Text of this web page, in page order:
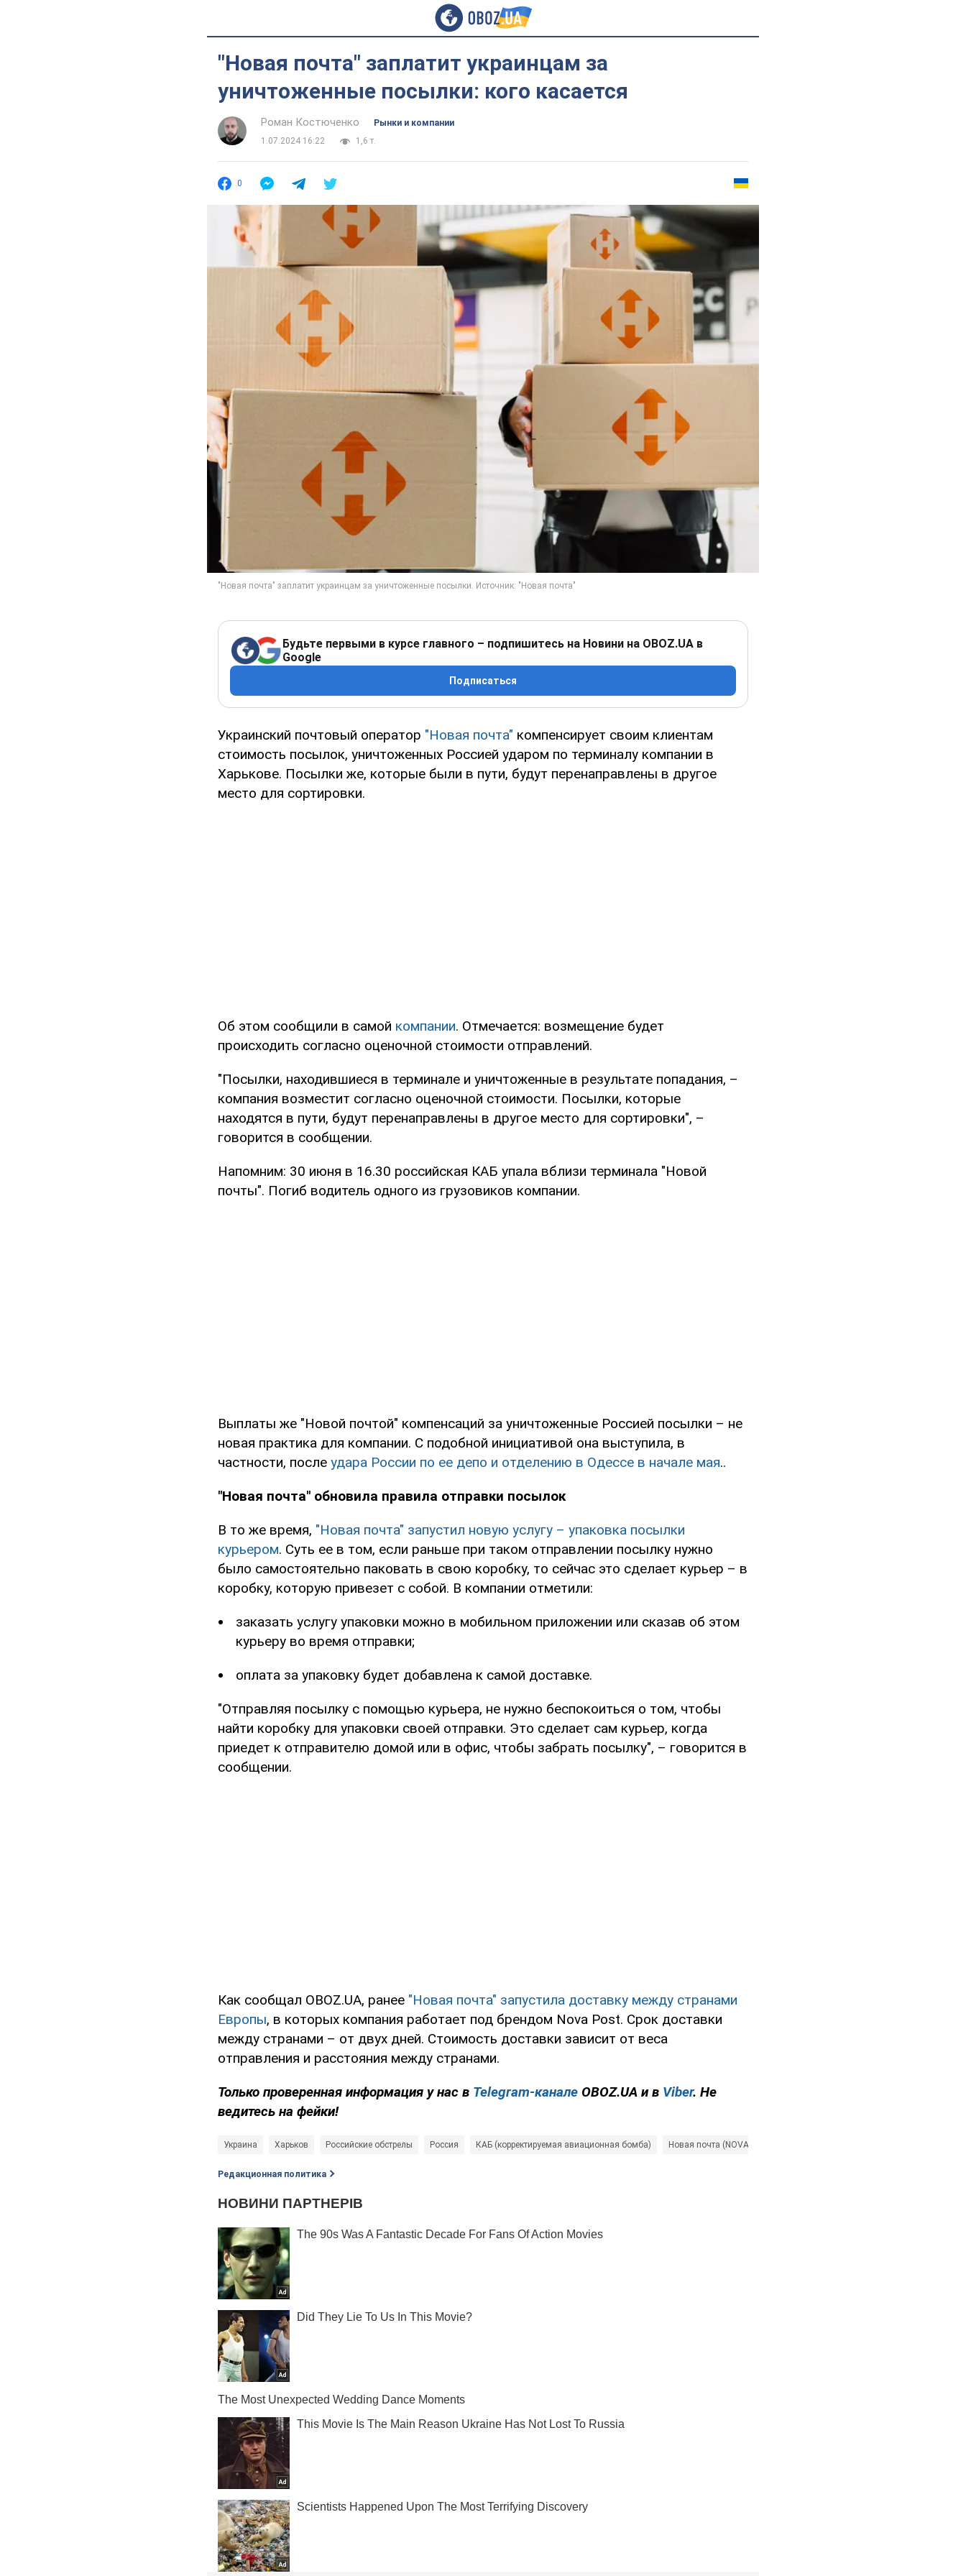
"Новая почта" заплатит украинцам за
уничтоженные посылки: кого касается
Роман Костюченко
Рынки и компании
1.07.2024 16:22
1,6 т.
0
Будьте первыми в курсе главного – подпишитесь на Новини на OBOZ.UA в
Google
Подписаться
Украинский почтовый оператор "Новая почта" компенсирует своим клиентам
стоимость посылок, уничтоженных Россией ударом по терминалу компании в
Харькове. Посылки же, которые были в пути, будут перенаправлены в другое
место для сортировки.
Об этом сообщили в самой компании. Отмечается: возмещение будет
происходить согласно оценочной стоимости отправлений.
"Посылки, находившиеся в терминале и уничтоженные в результате попадания, –
компания возместит согласно оценочной стоимости. Посылки, которые
находятся в пути, будут перенаправлены в другое место для сортировки", –
говорится в сообщении.
Напомним: 30 июня в 16.30 российская КАБ упала вблизи терминала "Новой
почты". Погиб водитель одного из грузовиков компании.
Выплаты же "Новой почтой" компенсаций за уничтоженные Россией посылки – не
новая практика для компании. С подобной инициативой она выступила, в
частности, после удара России по ее депо и отделению в Одессе в начале мая..
"Новая почта" обновила правила отправки посылок
В то же время, "Новая почта" запустил новую услугу – упаковка посылки
курьером. Суть ее в том, если раньше при таком отправлении посылку нужно
было самостоятельно паковать в свою коробку, то сейчас это сделает курьер – в
коробку, которую привезет с собой. В компании отметили:
заказать услугу упаковки можно в мобильном приложении или сказав об этом
курьеру во время отправки;
оплата за упаковку будет добавлена ​​к самой доставке.
"Отправляя посылку с помощью курьера, не нужно беспокоиться о том, чтобы
найти коробку для упаковки своей отправки. Это сделает сам курьер, когда
приедет к отправителю домой или в офис, чтобы забрать посылку", – говорится в
сообщении.
Как сообщал OBOZ.UA, ранее "Новая почта" запустила доставку между странами
Европы, в которых компания работает под брендом Nova Post. Срок доставки
между странами – от двух дней. Стоимость доставки зависит от веса
отправления и расстояния между странами.
Только проверенная информация у нас в Telegram-канале OBOZ.UA и в Viber. Не
ведитесь на фейки!
Украина Харьков Российские обстрелы Россия КАБ (корректируемая авиационная бомба) Новая почта (NOVA)
Редакционная политика